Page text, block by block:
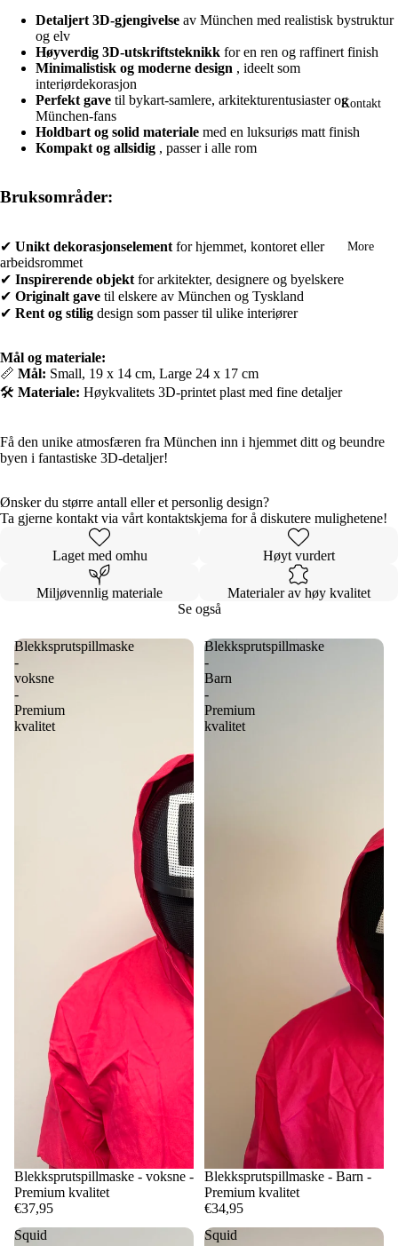
Kontakt
More
Detaljert 3D-gjengivelse av München med realistisk bystruktur
og elv
Høyverdig 3D-utskriftsteknikk for en ren og raffinert finish
Minimalistisk og moderne design , ideelt som
interiørdekorasjon
Perfekt gave til bykart-samlere, arkitekturentusiaster og
München-fans
Holdbart og solid materiale med en luksuriøs matt finish
Kompakt og allsidig , passer i alle rom
Bruksområder:
✔ Unikt dekorasjonselement for hjemmet, kontoret eller
arbeidsrommet
✔ Inspirerende objekt for arkitekter, designere og byelskere
✔ Originalt gave til elskere av München og Tyskland
✔ Rent og stilig design som passer til ulike interiører
Mål og materiale:
📏 Mål: Small, 19 x 14 cm, Large 24 x 17 cm
🛠️ Materiale: Høykvalitets 3D-printet plast med fine detaljer
Få den unike atmosfæren fra München inn i hjemmet ditt og beundre
byen i fantastiske 3D-detaljer!
Ønsker du større antall eller et personlig design?
Ta gjerne kontakt via vårt kontaktskjema for å diskutere mulighetene!
Laget med omhu Høyt vurdert
Miljøvennlig materiale
Materialer av høy kvalitet
Se også
Blekksprutspillmaske
-
voksne
-
Premium
kvalitet
Blekksprutspillmaske - voksne -
Premium kvalitet
€37,95
Blekksprutspillmaske
-
Barn
-
Premium
kvalitet
Blekksprutspillmaske - Barn -
Premium kvalitet
€34,95
Squid
Squid